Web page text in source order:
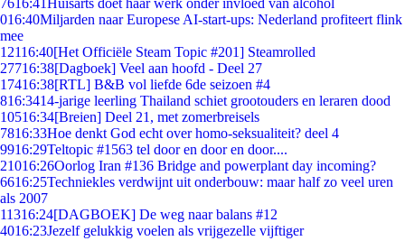
7616:41Huisarts doet haar werk onder invloed van alcohol
016:40Miljarden naar Europese AI-start-ups: Nederland profiteert flink
mee
12116:40[Het Officiële Steam Topic #201] Steamrolled
27716:38[Dagboek] Veel aan hoofd - Deel 27
17416:38[RTL] B&B vol liefde 6de seizoen #4
816:3414-jarige leerling Thailand schiet grootouders en leraren dood
10516:34[Breien] Deel 21, met zomerbreisels
7816:33Hoe denkt God echt over homo-seksualiteit? deel 4
9916:29Teltopic #1563 tel door en door en door....
21016:26Oorlog Iran #136 Bridge and powerplant day incoming?
6616:25Techniekles verdwijnt uit onderbouw: maar half zo veel uren
als 2007
11316:24[DAGBOEK] De weg naar balans #12
4016:23Jezelf gelukkig voelen als vrijgezelle vijftiger